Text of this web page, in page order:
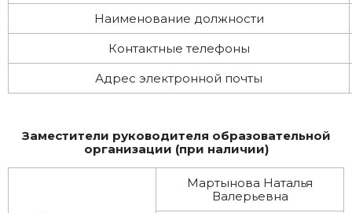
Наименование должности
Контактные телефоны
Адрес электронной почты
Заместители руководителя образовательной
организации (при наличии)
Мартынова Наталья
Валерьевна